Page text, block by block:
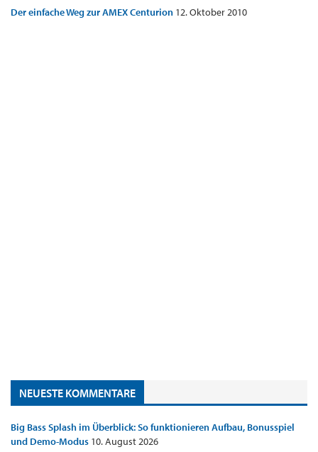
Der einfache Weg zur AMEX Centurion 12. Oktober 2010
NEUESTE KOMMENTARE
Big Bass Splash im Überblick: So funktionieren Aufbau, Bonusspiel
und Demo-Modus 10. August 2026